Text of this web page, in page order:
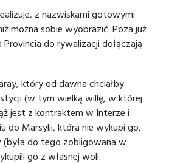
z nazwiskami gotowymi
można sobie wyobrazić. Poza już
do rywalizacji dołączają
który od dawna chciałby
(w tym wielką willę, w której
jest z kontraktem w Interze i
do Marsylii, która nie wykupi go,
(była do tego zobligowana w
go z własnej woli.